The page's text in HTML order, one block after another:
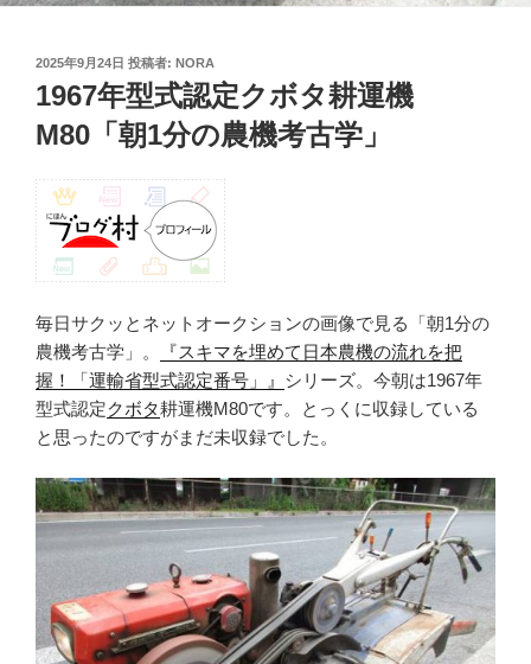
投
稿
日:
2025年9月24日 投稿者: NORA
1967年型式認定クボタ耕運機
M80「朝1分の農機考古学」
毎日サクッとネットオークションの画像で見る「朝1分の
農機考古学」。
『スキマを埋めて日本農機の流れを把
握！「運輸省型式認定番号」』 シリーズ。今朝は1967年
型式認定クボタ耕運機M80です。とっくに収録している
と思ったのですがまだ未収録でした。